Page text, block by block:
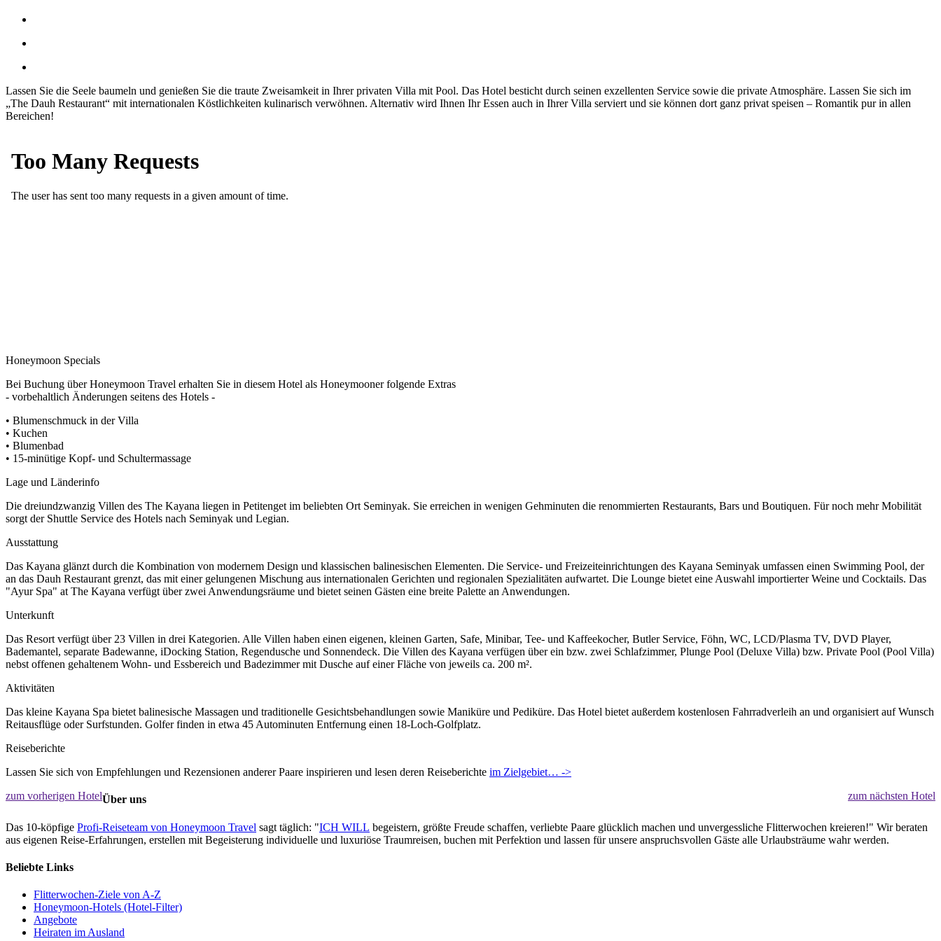
Lassen Sie die Seele baumeln und genießen Sie die traute Zweisamkeit in Ihrer privaten Villa mit Pool. Das Hotel besticht durch seinen exzellenten Service sowie die private Atmosphäre. Lassen Sie sich im
„The Dauh Restaurant“ mit internationalen Köstlichkeiten kulinarisch verwöhnen. Alternativ wird Ihnen Ihr Essen auch in Ihrer Villa serviert und sie können dort ganz privat speisen – Romantik pur in allen
Bereichen!
Honeymoon Specials
Bei Buchung über Honeymoon Travel erhalten Sie in diesem Hotel als Honeymooner folgende Extras
- vorbehaltlich Änderungen seitens des Hotels -
• Blumenschmuck in der Villa
• Kuchen
• Blumenbad
• 15-minütige Kopf- und Schultermassage
Lage und Länderinfo
Die dreiundzwanzig Villen des The Kayana liegen in Petitenget im beliebten Ort Seminyak. Sie erreichen in wenigen Gehminuten die renommierten Restaurants, Bars und Boutiquen. Für noch mehr Mobilität
sorgt der Shuttle Service des Hotels nach Seminyak und Legian.
Ausstattung
Das Kayana glänzt durch die Kombination von modernem Design und klassischen balinesischen Elementen. Die Service- und Freizeiteinrichtungen des Kayana Seminyak umfassen einen Swimming Pool, der
an das Dauh Restaurant grenzt, das mit einer gelungenen Mischung aus internationalen Gerichten und regionalen Spezialitäten aufwartet. Die Lounge bietet eine Auswahl importierter Weine und Cocktails. Das
"Ayur Spa" at The Kayana verfügt über zwei Anwendungsräume und bietet seinen Gästen eine breite Palette an Anwendungen.
Unterkunft
Das Resort verfügt über 23 Villen in drei Kategorien. Alle Villen haben einen eigenen, kleinen Garten, Safe, Minibar, Tee- und Kaffeekocher, Butler Service, Föhn, WC, LCD/Plasma TV, DVD Player,
Bademantel, separate Badewanne, iDocking Station, Regendusche und Sonnendeck. Die Villen des Kayana verfügen über ein bzw. zwei Schlafzimmer, Plunge Pool (Deluxe Villa) bzw. Private Pool (Pool Villa)
nebst offenen gehaltenem Wohn- und Essbereich und Badezimmer mit Dusche auf einer Fläche von jeweils ca. 200 m².
Aktivitäten
Das kleine Kayana Spa bietet balinesische Massagen und traditionelle Gesichtsbehandlungen sowie Maniküre und Pediküre. Das Hotel bietet außerdem kostenlosen Fahrradverleih an und organisiert auf Wunsch
Reitausflüge oder Surfstunden. Golfer finden in etwa 45 Autominuten Entfernung einen 18-Loch-Golfplatz.
Reiseberichte
Lassen Sie sich von Empfehlungen und Rezensionen anderer Paare inspirieren und lesen deren Reiseberichte im Zielgebiet… ->
zum vorherigen Hotel
zum nächsten Hotel
Über uns
Das 10-köpfige Profi-Reiseteam von Honeymoon Travel sagt täglich: "ICH WILL begeistern, größte Freude schaffen, verliebte Paare glücklich machen und unvergessliche Flitterwochen kreieren!" Wir beraten
aus eigenen Reise-Erfahrungen, erstellen mit Begeisterung individuelle und luxuriöse Traumreisen, buchen mit Perfektion und lassen für unsere anspruchsvollen Gäste alle Urlaubsträume wahr werden.
Beliebte Links
Flitterwochen-Ziele von A-Z
Honeymoon-Hotels (Hotel-Filter)
Angebote
Heiraten im Ausland